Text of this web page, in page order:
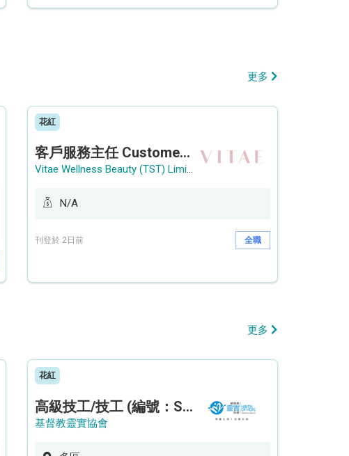
更多
花紅
客戶服務主任 Customer Service Officer (銅鑼灣)
Vitae Wellness Beauty (TST) Limited
N/A
刊登於 2日前 全職
更多
花紅
高級技工/技工 (編號：SSO/FM/A/CTE)
基督教靈實協會